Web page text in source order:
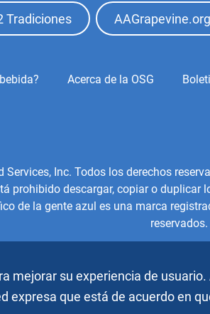
Tradiciones AAGrapevine.org
Acerca de la OSG
Inc. Todos los derechos
prohibido descargar, copiar o
de la gente azul es una marca
reservados.
mejorar su experiencia de usuario.
expresa que está de acuerdo en